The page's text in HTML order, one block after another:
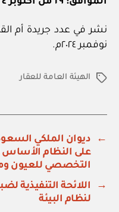
نوفمبر ٢٠٢٤م.
الوسومالهيئة العامة للعقار
←
على النظام
التخصصي للعيون
→
اللائحة التنفيذية
لنظام البيئة